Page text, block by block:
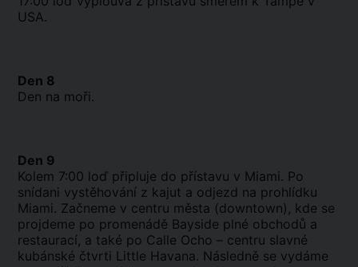
USA.
Den 8
Den na moři.
Den 9
Kolem 7:00 loď připluje do přístavu v Miami. Po
snídani vystěhování z kajut a odjezd na prohlídku
Miami. Začneme v centru města (downtown), kde se
projdeme po promenádě Bayside plné obchodů a
restaurací, a také po Calle Ocho – centru slavné
kubánské čtvrti Little Havana. Následně se vydáme